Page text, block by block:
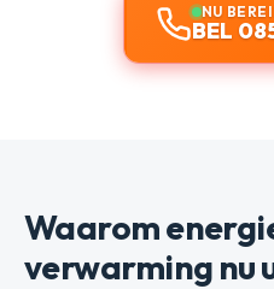
NU
BEL
Waarom
verwarming nu